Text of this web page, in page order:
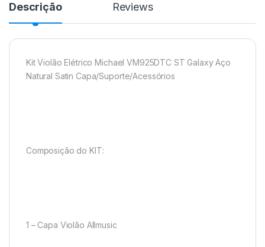
Descrição Reviews
Kit Violão Elétrico Michael VM925DTC ST Galaxy Aço
Natural Satin Capa/Suporte/Acessórios
Composição do KIT:
1 – Capa Violão Allmusic